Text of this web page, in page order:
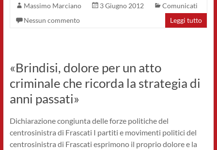
Massimo Marciano 3 Giugno 2012
Comunicati
Nessun commento
Leggi tutto
«Brindisi, dolore per un atto
criminale che ricorda la strategia di
anni passati»
Dichiarazione congiunta delle forze politiche del
centrosinistra di Frascati I partiti e movimenti politici del
centrosinistra di Frascati esprimono il proprio dolore e la